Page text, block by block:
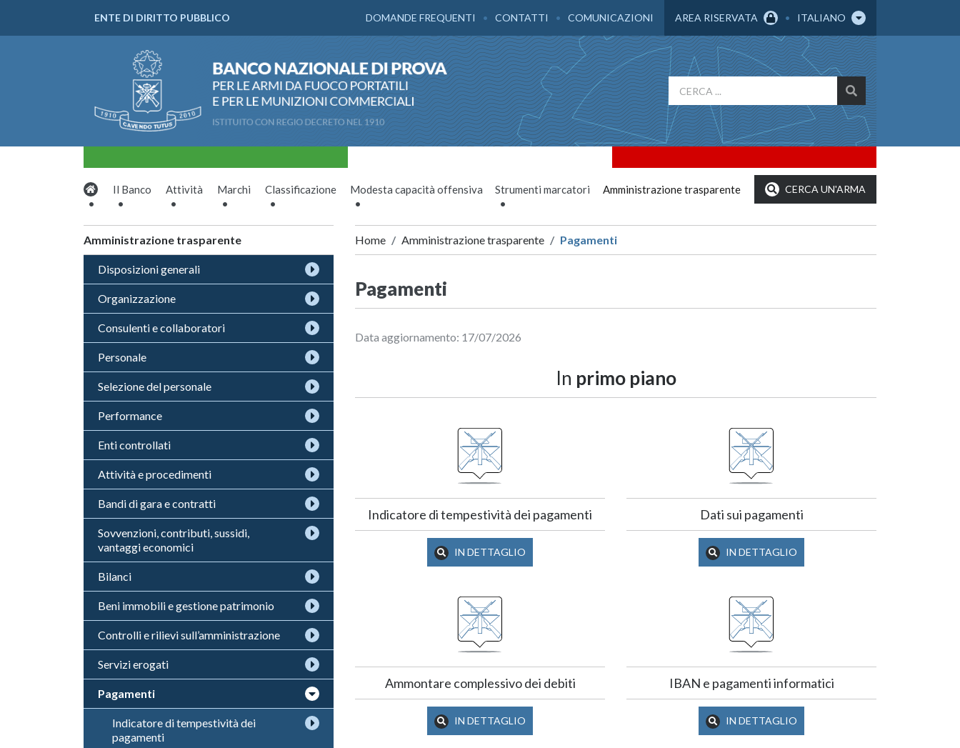
ENTE DI DIRITTO PUBBLICO AREA RISERVATA ITALIANO
DOMANDE FREQUENTI CONTATTI COMUNICAZIONI
Il Banco Attività Marchi Classificazione Modesta capacità offensiva Strumenti marcatori Amministrazione trasparente CERCA UN'ARMA
Amministrazione trasparente
Disposizioni generali
Organizzazione
Consulenti e collaboratori
Personale
Selezione del personale
Performance
Enti controllati
Attività e procedimenti
Bandi di gara e contratti
Sovvenzioni, contributi, sussidi,
vantaggi economici
Bilanci
Beni immobili e gestione patrimonio
Controlli e rilievi sull’amministrazione
Servizi erogati
Pagamenti
Indicatore di tempestività dei
pagamenti
Home Amministrazione trasparente Pagamenti
Pagamenti
Data aggiornamento: 17/07/2026
In primo piano
Indicatore di tempestività dei pagamenti
IN DETTAGLIO
Dati sui pagamenti
IN DETTAGLIO
Ammontare complessivo dei debiti
IN DETTAGLIO
IBAN e pagamenti informatici
IN DETTAGLIO